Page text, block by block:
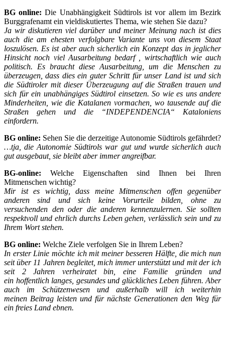
BG online:Die Unabhängigkeit Südtirols ist vor allem im Bezirk
Burggrafenamt ein vieldiskutiertes Thema, wie stehen Sie dazu?
Ja wir diskutieren viel darüber und meiner Meinung nach ist dies
auch die am ehesten verfolgbare Variante uns von diesem Staat
loszulösen. Es ist aber auch sicherlich ein Konzept das in jeglicher
Hinsichtnoch viel Ausarbeitung bedarf , wirtschaftlich wie auch
politisch. Es braucht diese Ausarbeitung, um die Menschen zu
überzeugen, dass dies ein guter Schritt für unser Land ist und sich
die Südtiroler mit dieser Überzeugung auf die Straßen trauen und
sich für ein unabhängiges Südtirol einsetzen. So wie es uns andere
Minderheiten, wie die Katalanen vormachen, wo tausende auf die
Straßen gehen und die “INDEPENDENCIA“ Kataloniens
einfordern.
BG online: Sehen Sie die derzeitige Autonomie Südtirols gefährdet?
…tja, die Autonomie Südtirols war gut und wurde sicherlich auch
gut ausgebaut, sie bleibt aber immer angreifbar.
BG-online: Welche Eigenschaften sind Ihnen bei Ihren
Mitmenschen wichtig?
Mir ist es wichtig, dass meine Mitmenschen offen gegenüber
anderen sind und sich keine Vorurteile bilden, ohne zu
versuchenden den oder die anderen kennenzulernen. Sie sollten
respektvoll und ehrlich durchs Leben gehen, verlässlich sein und zu
Ihrem Wort stehen.
BG online: Welche Ziele verfolgen Sie in Ihrem Leben?
In erster Linie möchte ich mit meiner besseren Hälfte, die mich nun
seit über 11 Jahren begleitet, mich immer unterstützt und mit der ich
seit 2 Jahren verheiratet bin, eine Familie gründen und
ein hoffentlich langes, gesundes und glückliches Leben führen. Aber
auch im Schützenwesen und außerhalb will ich weiterhin
meinen Beitrag leisten und für nächste Generationen den Weg für
ein freies Land ebnen.